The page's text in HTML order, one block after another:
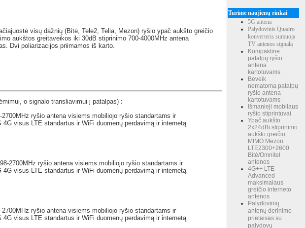
visų dažnių (Bitė, Tele2, Telia, Mezon) ryšio ypač aukšto greičio
aukštos greitaveikos iki 30dB stiprinimo 700-4000MHz antena
Dvi poliarizacijos priimamos iš karto.
o signalo transliavimui į patalpas) :
ryšio antena visiems mobiliojo ryšio standartams ir
visus LTE standartus ir WiFi duomenų perdavimą ir internetą
2700MHz ryšio antena visiems mobiliojo ryšio standartams ir
visus LTE standartus ir WiFi duomenų perdavimą ir internetą
ryšio antena visiems mobiliojo ryšio standartams ir
visus LTE standartus ir WiFi duomenų perdavimą ir internetą
Turime naujienų rinkai
5G antena
Palydovinis Quadro
konverteris sumuoja
TV antenos signalą
Kompaktinė
patalpų ryšio
antena
kartotuvams
Beveik
nematoma patalpų
ryšio antena
kartotuvams
Išmanieji mobilaus
ryšio stiprintuvai
Ypač aukšto
2x24dBi stiprinimo
aukšto greičio
MIMO Mezon
LTE2300+2600
Bitė/Omnitel
antenos
4G++ LTE
Advanced
maksimalaus
greičio interneto
antenos
Palydovinių
antenų derinimo
prietaisas su
palydovų